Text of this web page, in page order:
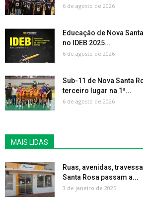
6 de agosto de 2026
Educação de Nova
no IDEB 2025...
6 de agosto de 2026
Sub-11 de Nova Santa
terceiro lugar na 1ª...
6 de agosto de 2026
MAIS LIDAS
Ruas, avenidas,
Santa Rosa passam a...
3 de janeiro de 2025